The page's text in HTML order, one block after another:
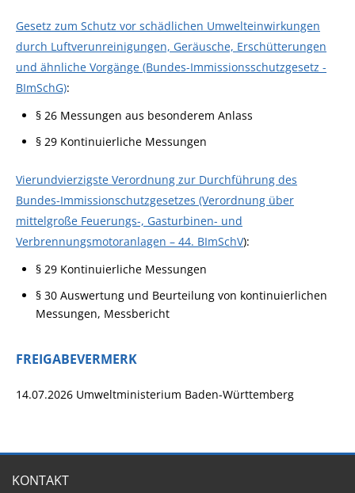
Gesetz zum Schutz vor schädlichen Umwelteinwirkungen
durch Luftverunreinigungen, Geräusche, Erschütterungen
und ähnliche Vorgänge (Bundes-Immissionsschutzgesetz -
BImSchG):
§ 26 Messungen aus besonderem Anlass
§ 29 Kontinuierliche Messungen
Vierundvierzigste Verordnung zur Durchführung des
Bundes-Immissionschutzgesetzes (Verordnung über
mittelgroße Feuerungs-, Gasturbinen- und
Verbrennungsmotoranlagen – 44. BImSchV):
§ 29 Kontinuierliche Messungen
§ 30 Auswertung und Beurteilung von kontinuierlichen
Messungen, Messbericht
FREIGABEVERMERK
14.07.2026 Umweltministerium Baden-Württemberg
KONTAKT